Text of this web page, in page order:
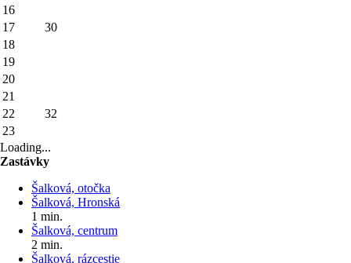
16
17
30
18
19
20
21
22
32
23
Loading...
Zastávky
Šalková, otočka
Šalková, Hronská
1 min.
Šalková, centrum
2 min.
Šalková, rázcestie